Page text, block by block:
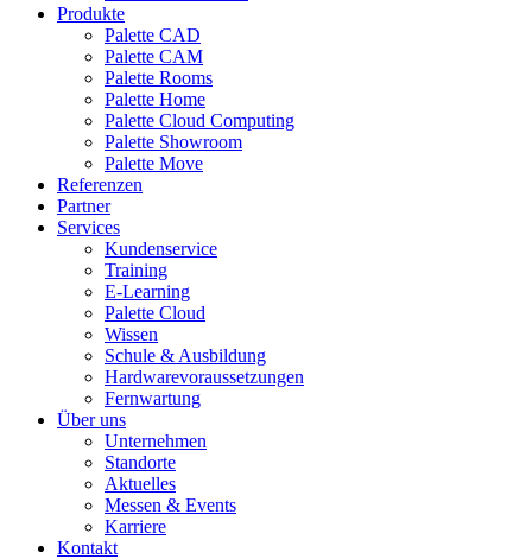
Produkte
Palette CAD
Palette CAM
Palette Rooms
Palette Home
Palette Cloud Computing
Palette Showroom
Palette Move
Referenzen
Partner
Services
Kundenservice
Training
E-Learning
Palette Cloud
Wissen
Schule & Ausbildung
Hardwarevoraussetzungen
Fernwartung
Über uns
Unternehmen
Standorte
Aktuelles
Messen & Events
Karriere
Kontakt